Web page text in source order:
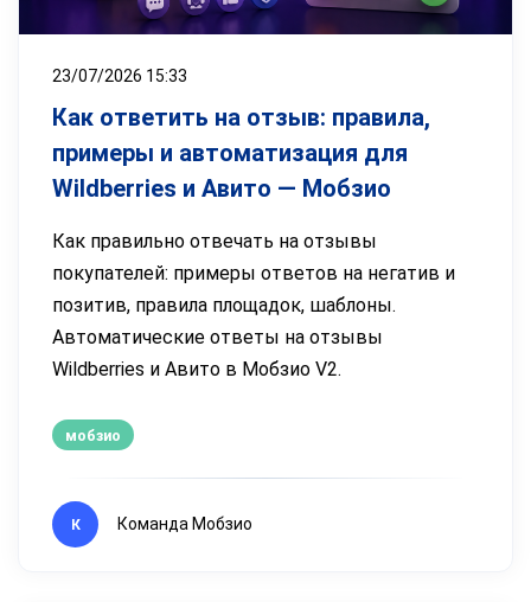
23/07/2026 15:33
Как ответить на отзыв: правила,
примеры и автоматизация для
Wildberries и Авито — Мобзио
Как правильно отвечать на отзывы
покупателей: примеры ответов на негатив и
позитив, правила площадок, шаблоны.
Автоматические ответы на отзывы
Wildberries и Авито в Мобзио V2.
мобзио
К Команда Мобзио